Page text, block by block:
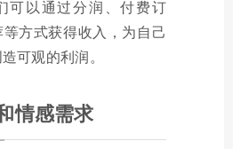
可以通过分润、付费订
方式获得收入，为自己
可观的利润。
情感需求